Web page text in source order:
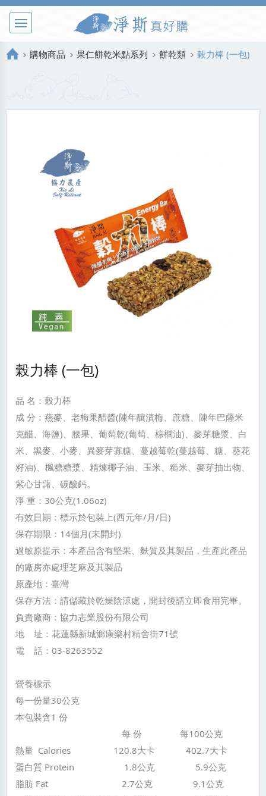
購物商品 果仁餅乾米點系列 餅乾類 榖力棒 (一包)
榖力棒 (一包)
品 名：榖力棒
成 分：燕麥、老梅果醋醬(陳年釀漬梅、蔗糖、陳年巴薩米
克醋、海鹽)、腰果、葡萄乾(葡萄、棕櫚油)、麥芽糖漿、白
米、黑麥、小麥、異麥芽寡糖、蔓越莓乾(蔓越莓、糖、葵花
籽油)、楓糖糖漿、精煉椰子油、玉米、糙米、麥芽抽出物、
紫心甘藷、碳酸鈣。
淨 重：30公克(1.06oz)
有效日期：標示於包裝上(西元年/月/日)
保存期限：14個月(未開封)
過敏原提示：本產品含有堅果、麩質及其製品，生產此產品
的廠房亦處理芝麻及其製品
原產地：臺灣
保存方法：請儲藏於乾燥陰涼處，開封後請立即食用完畢。
負責廠商：協力志業股份有限公司
地 址：花蓮縣新城鄉康樂村精舍街71號
電 話：03-8263552
營養標示
每一份量30公克
本包裝含1 份
每 份 每100公克
熱量 Calories 120.8大卡 402.7大卡
蛋白質 Protein 1.8公克 5.9公克
脂肪 Fat 2.7公克 9.1公克